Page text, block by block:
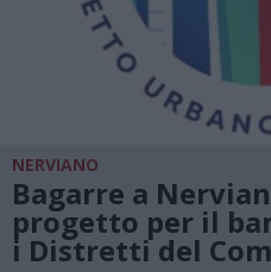
NERVIANO
Bagarre a
progetto per il
i Distretti del